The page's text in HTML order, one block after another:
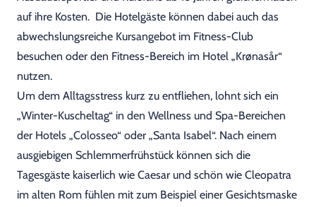
auf ihre Kosten. Die Hotelgäste können dabei auch das
abwechslungsreiche Kursangebot im Fitness-Club
besuchen oder den Fitness-Bereich im Hotel „Krønasår“
nutzen.
Um dem Alltagsstress kurz zu entfliehen, lohnt sich ein
„Winter-Kuscheltag“ in den Wellness und Spa-Bereichen
der Hotels „Colosseo“ oder „Santa Isabel“. Nach einem
ausgiebigen Schlemmerfrühstück können sich die
Tagesgäste kaiserlich wie Caesar und schön wie Cleopatra
im alten Rom fühlen mit zum Beispiel einer Gesichtsmaske